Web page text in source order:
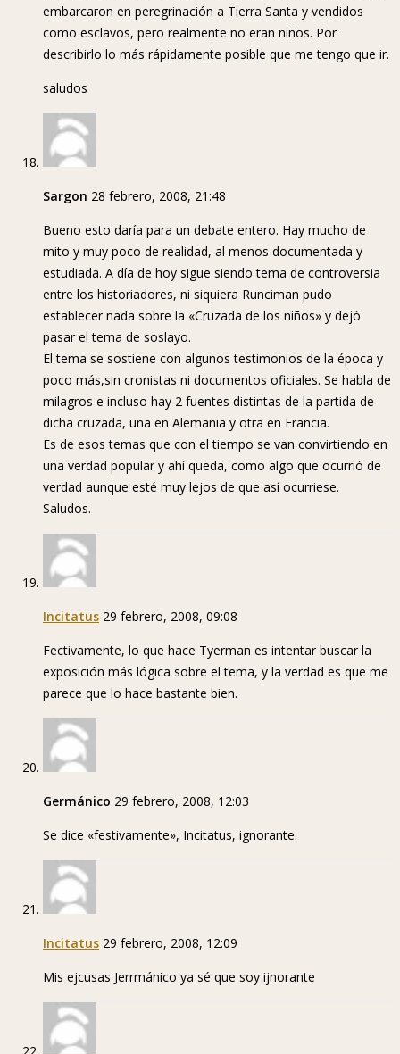
embarcaron en peregrinación a Tierra Santa y vendidos
como esclavos, pero realmente no eran niños. Por
describirlo lo más rápidamente posible que me tengo que ir.
saludos
Sargon 28 febrero, 2008, 21:48
Bueno esto daría para un debate entero. Hay mucho de
mito y muy poco de realidad, al menos documentada y
estudiada. A día de hoy sigue siendo tema de controversia
entre los historiadores, ni siquiera Runciman pudo
establecer nada sobre la «Cruzada de los niños» y dejó
pasar el tema de soslayo.
El tema se sostiene con algunos testimonios de la época y
poco más,sin cronistas ni documentos oficiales. Se habla de
milagros e incluso hay 2 fuentes distintas de la partida de
dicha cruzada, una en Alemania y otra en Francia.
Es de esos temas que con el tiempo se van convirtiendo en
una verdad popular y ahí queda, como algo que ocurrió de
verdad aunque esté muy lejos de que así ocurriese.
Saludos.
Incitatus 29 febrero, 2008, 09:08
Fectivamente, lo que hace Tyerman es intentar buscar la
exposición más lógica sobre el tema, y la verdad es que me
parece que lo hace bastante bien.
Germánico 29 febrero, 2008, 12:03
Se dice «festivamente», Incitatus, ignorante.
Incitatus 29 febrero, 2008, 12:09
Mis ejcusas Jerrmánico ya sé que soy ijnorante